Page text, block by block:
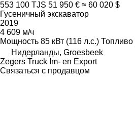
553 100 TJS 51 950 € ≈ 60 020 $
Гусеничный экскаватор
2019
4 609 м/ч
Мощность 85 кВт (116 л.с.) Топливо
Нидерланды, Groesbeek
Zegers Truck Im- en Export
Связаться с продавцом